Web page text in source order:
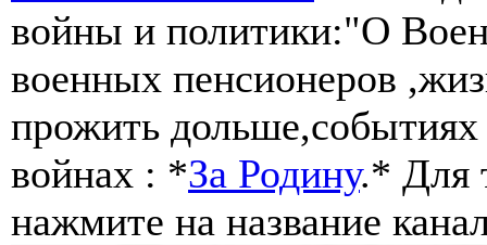
войны и политики:"О
военных пенсионеров
прожить
войнах : *За Родину.* Для
нажмите на название